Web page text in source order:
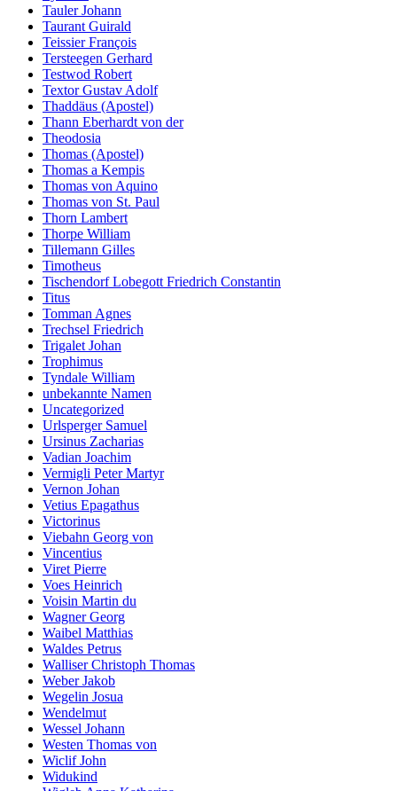
Tauler Johann
Taurant Guirald
Teissier François
Tersteegen Gerhard
Testwod Robert
Textor Gustav Adolf
Thaddäus (Apostel)
Thann Eberhardt von der
Theodosia
Thomas (Apostel)
Thomas a Kempis
Thomas von Aquino
Thomas von St. Paul
Thorn Lambert
Thorpe William
Tillemann Gilles
Timotheus
Tischendorf Lobegott Friedrich Constantin
Titus
Tomman Agnes
Trechsel Friedrich
Trigalet Johan
Trophimus
Tyndale William
unbekannte Namen
Uncategorized
Urlsperger Samuel
Ursinus Zacharias
Vadian Joachim
Vermigli Peter Martyr
Vernon Johan
Vetius Epagathus
Victorinus
Viebahn Georg von
Vincentius
Viret Pierre
Voes Heinrich
Voisin Martin du
Wagner Georg
Waibel Matthias
Waldes Petrus
Walliser Christoph Thomas
Weber Jakob
Wegelin Josua
Wendelmut
Wessel Johann
Westen Thomas von
Wiclif John
Widukind